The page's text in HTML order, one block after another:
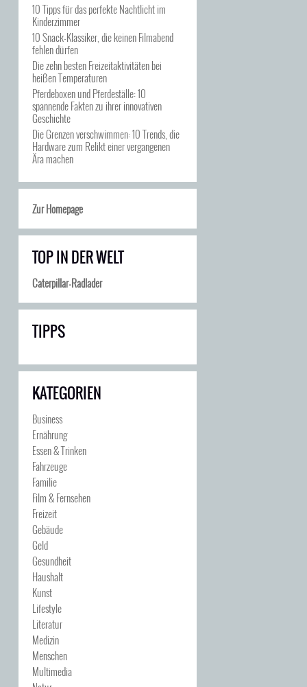
10 Tipps für das perfekte Nachtlicht im
Kinderzimmer
10 Snack-Klassiker, die keinen Filmabend
fehlen dürfen
Die zehn besten Freizeitaktivitäten bei
heißen Temperaturen
Pferdeboxen und Pferdeställe: 10
spannende Fakten zu ihrer innovativen
Geschichte
Die Grenzen verschwimmen: 10 Trends, die
Hardware zum Relikt einer vergangenen
Ära machen
Zur Homepage
TOP IN DER WELT
Caterpillar-Radlader
TIPPS
KATEGORIEN
Business
Ernährung
Essen & Trinken
Fahrzeuge
Familie
Film & Fernsehen
Freizeit
Gebäude
Geld
Gesundheit
Haushalt
Kunst
Lifestyle
Literatur
Medizin
Menschen
Multimedia